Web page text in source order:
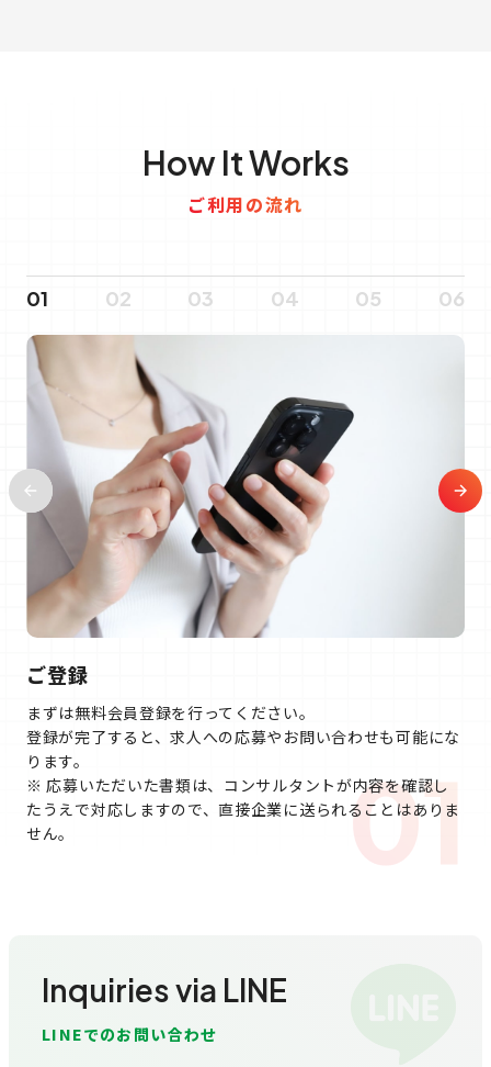
How It Works
ご利用の流れ
01
ご登録
まずは無料会員登録を行ってください。
登録が完了すると、求人への応募やお問い合わせも可能にな
ります。
※ 応募いただいた書類は、コンサルタントが内容を確認し
たうえで対応しますので、直接企業に送られることはありま
せん。
01 02 03 04 05 06
Inquiries via LINE
LINEでのお問い合わせ